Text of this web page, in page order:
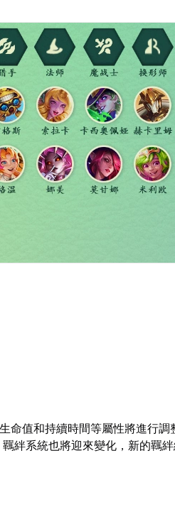
命值和持續時間等屬性將進行調
絆系統也將迎來變化，新的羈